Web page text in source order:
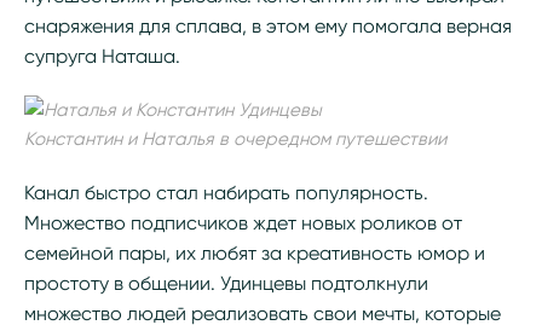
снаряжения для сплава, в этом ему помогала верная
супруга Наташа.
Константин и Наталья в очередном путешествии
Канал быстро стал набирать популярность.
Множество подписчиков ждет новых роликов от
семейной пары, их любят за креативность юмор и
простоту в общении. Удинцевы подтолкнули
множество людей реализовать свои мечты, которые